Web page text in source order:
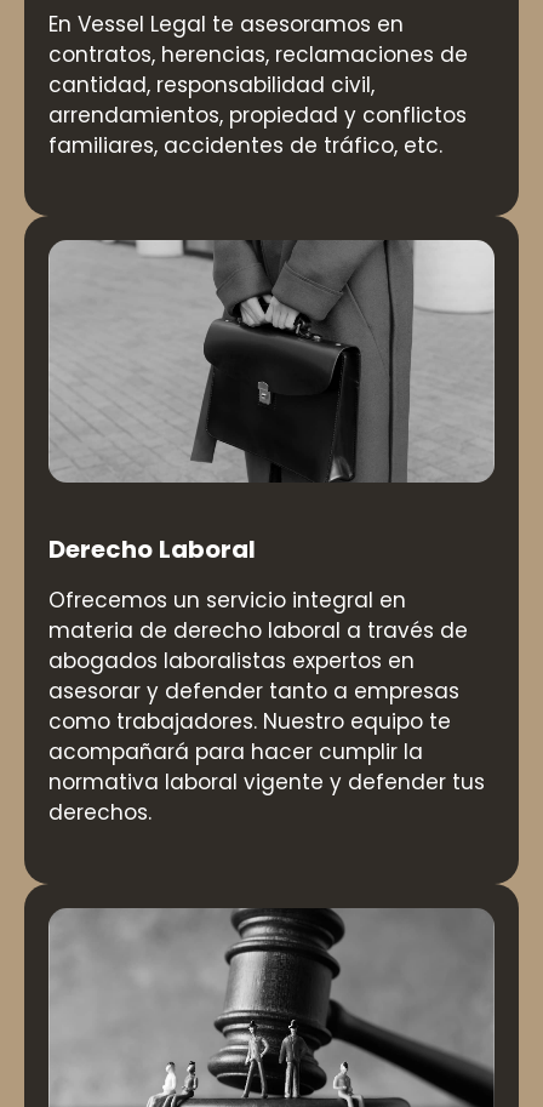
En Vessel Legal te asesoramos en
contratos, herencias, reclamaciones de
cantidad, responsabilidad civil,
arrendamientos, propiedad y conflictos
familiares, accidentes de tráfico, etc.
Derecho Laboral
Ofrecemos un servicio integral en
materia de derecho laboral a través de
abogados laboralistas expertos en
asesorar y defender tanto a empresas
como trabajadores. Nuestro equipo te
acompañará para hacer cumplir la
normativa laboral vigente y defender tus
derechos.